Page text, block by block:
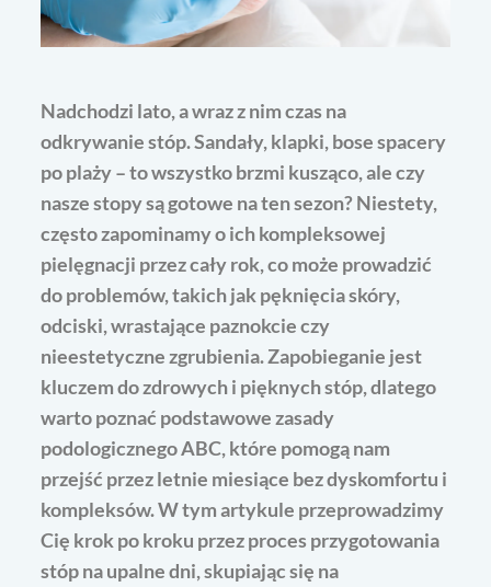
Nadchodzi lato, a wraz z nim czas na
odkrywanie stóp. Sandały, klapki, bose spacery
po plaży – to wszystko brzmi kusząco, ale czy
nasze stopy są gotowe na ten sezon? Niestety,
często zapominamy o ich kompleksowej
pielęgnacji przez cały rok, co może prowadzić
do problemów, takich jak pęknięcia skóry,
odciski, wrastające paznokcie czy
nieestetyczne zgrubienia. Zapobieganie jest
kluczem do zdrowych i pięknych stóp, dlatego
warto poznać podstawowe zasady
podologicznego ABC, które pomogą nam
przejść przez letnie miesiące bez dyskomfortu i
kompleksów. W tym artykule przeprowadzimy
Cię krok po kroku przez proces przygotowania
stóp na upalne dni, skupiając się na